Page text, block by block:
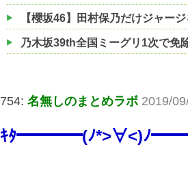
【櫻坂46】田村保乃だけジャー
乃木坂39th全国ミーグリ1次で免
【櫻坂46】ミーグリで喧嘩！？
【速報】中村麗乃ちゃんの思い
754: 名無しのまとめラボ 2019/
ｷﾀ━━━━(ﾉ*>∀<)ﾉ